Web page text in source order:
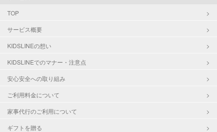
TOP
サービス概要
KIDSLINEの想い
KIDSLINEでのマナー・注意点
安心安全への取り組み
ご利用料金について
家事代行のご利用について
ギフトを贈る